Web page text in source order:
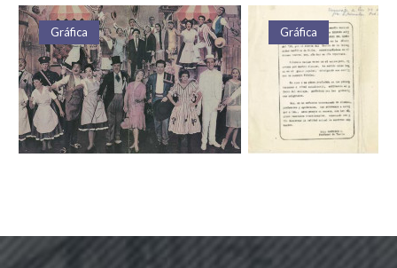
Gráfica Gráfica